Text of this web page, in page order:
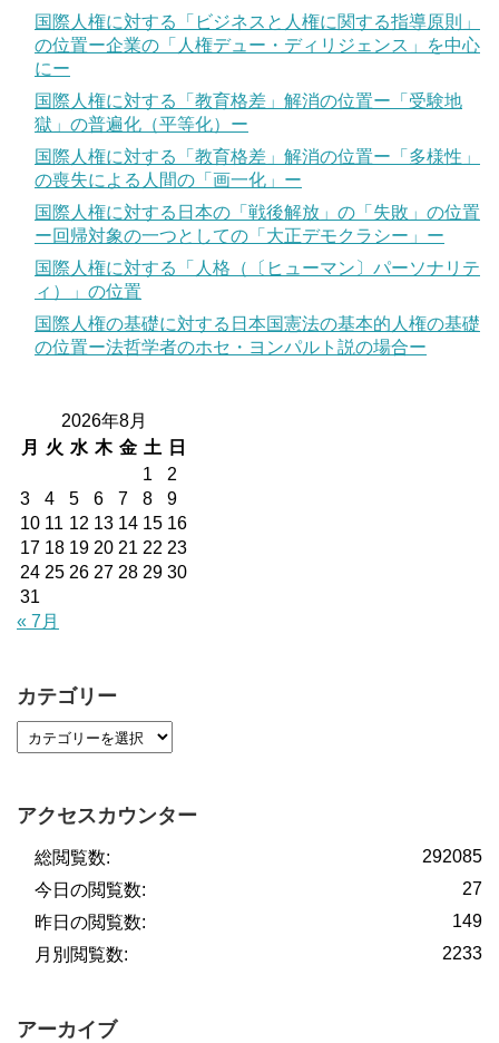
国際人権に対する「ビジネスと人権に関する指導原則」
の位置ー企業の「人権デュー・ディリジェンス」を中心
にー
国際人権に対する「教育格差」解消の位置ー「受験地
獄」の普遍化（平等化）ー
国際人権に対する「教育格差」解消の位置ー「多様性」
の喪失による人間の「画一化」ー
国際人権に対する日本の「戦後解放」の「失敗」の位置
ー回帰対象の一つとしての「大正デモクラシー」ー
国際人権に対する「人格（〔ヒューマン〕パーソナリテ
ィ）」の位置
国際人権の基礎に対する日本国憲法の基本的人権の基礎
の位置ー法哲学者のホセ・ヨンパルト説の場合ー
2026年8月
月
火 水 木 金 土
日
1
2
3
4 5 6 7 8
9
10 11 12 13 14 15 16
17 18 19 20 21 22 23
24 25 26 27 28 29 30
31
« 7月
カテゴリー
アクセスカウンター
292085
総閲覧数:
27
今日の閲覧数:
149
昨日の閲覧数:
2233
月別閲覧数:
アーカイブ